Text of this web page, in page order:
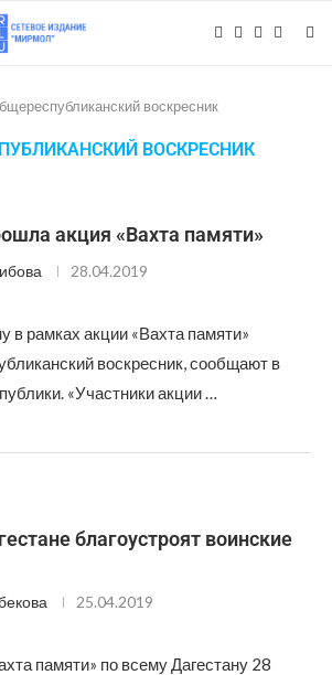
воскресник
ВОСКРЕСНИК
акция «Вахта памяти»
28.04.2019
в рамках акции «Вахта памяти»
воскресник, сообщают в
«Участники акции …
благоустроят воинские
25.04.2019
памяти» по всему Дагестану 28